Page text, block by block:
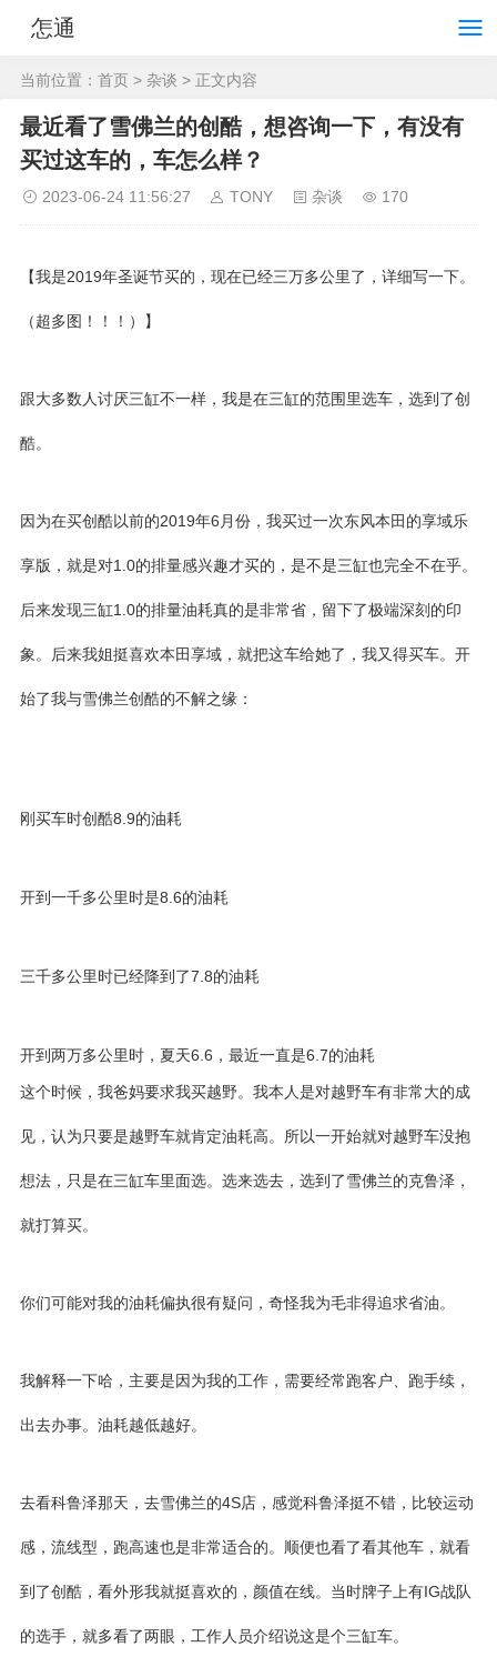
怎通
当前位置： 首页 > 杂谈 > 正文内容
最近看了雪佛兰的创酷，想咨询一下，有没有
买过这车的，车怎么样？
2023-06-24 11:56:27 TONY 杂谈 170
【我是2019年圣诞节买的，现在已经三万多公里了，详细写一下。
（超多图！！！）】
跟大多数人讨厌三缸不一样，我是在三缸的范围里选车，选到了创
酷。
因为在买创酷以前的2019年6月份，我买过一次东风本田的享域乐
享版 ，就是对1.0的排量感兴趣才买的，是不是三缸也完全不在乎。
后来发现三缸1.0的排量油耗真的是非常省，留下了极端深刻的印
象。后来我姐挺喜欢本田享域 ，就把这车给她了，我又得买车。开
始了我与雪佛兰创酷的不解之缘：
刚买车时创酷8.9的油耗
开到一千多公里时是8.6的油耗
三千多公里时已经降到了7.8的油耗
开到两万多公里时，夏天6.6，最近一直是6.7的油耗
这个时候，我爸妈要求我买越野。我本人是对越野车有非常大的成
见，认为只要是越野车就肯定油耗高。所以一开始就对越野车没抱
想法，只是在三缸车里面选。选来选去，选到了雪佛兰的克鲁泽 ，
就打算买。
你们可能对我的油耗偏执很有疑问，奇怪我为毛非得追求省油。
我解释一下哈，主要是因为我的工作，需要经常跑客户、跑手续，
出去办事。油耗越低越好。
去看科鲁泽那天，去雪佛兰的4S店，感觉科鲁泽挺不错，比较运动
感，流线型，跑高速也是非常适合的。顺便也看了看其他车，就看
到了创酷，看外形我就挺喜欢的，颜值在线。当时牌子上有IG战队
的选手，就多看了两眼，工作人员介绍说这是个三缸车。